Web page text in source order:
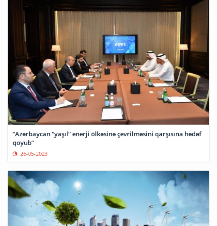
“Azərbaycan “yaşıl” enerji ölkəsinə çevrilməsini qarşısına hədəf
qoyub”
26-05-2023